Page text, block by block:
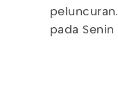
pada Senin